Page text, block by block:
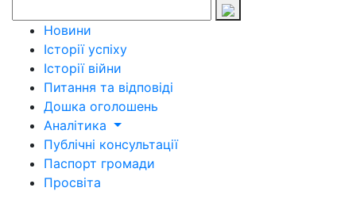
Новини
Історії успіху
Історії війни
Питання та відповіді
Дошка оголошень
Аналітика
Публічні консультації
Паспорт громади
Просвіта